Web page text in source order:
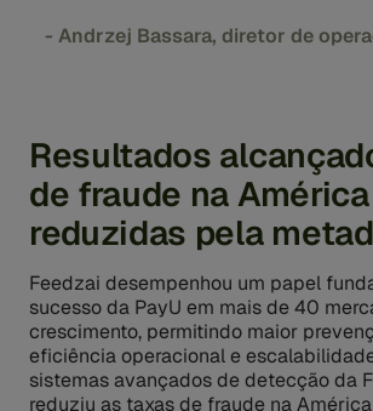
- Andrzej Bassara, diretor de
Resultados
de fraude na
reduzidas pela
Feedzai desempenhou um papel
sucesso da PayU em mais de 40
crescimento, permitindo maior
eficiência operacional e
sistemas avançados de detecção da
reduziu as taxas de fraude na